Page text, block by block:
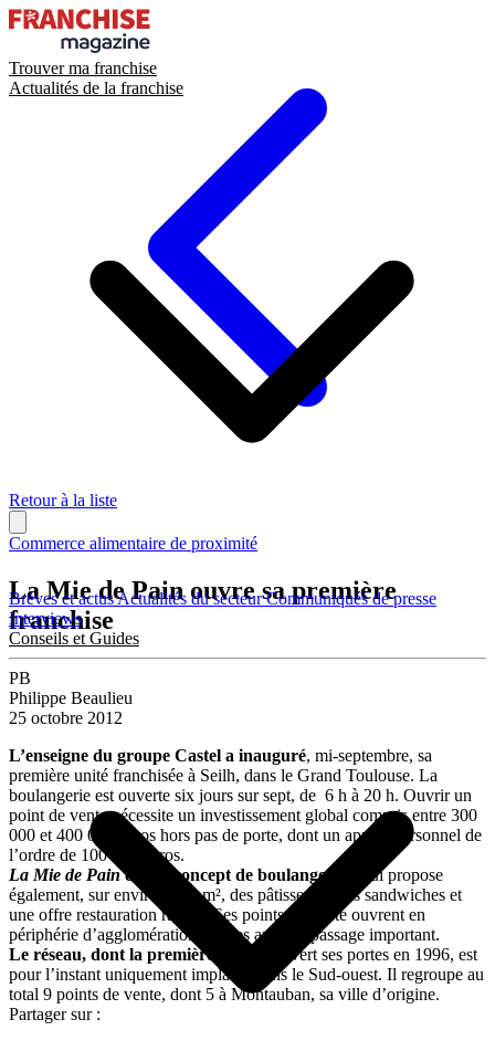
Trouver ma franchise
Actualités de la franchise
Brèves et actusActualités du secteurCommuniqués de presse
Interviews
Conseils et Guides
Retour à la liste
Commerce alimentaire de proximité
La Mie de Pain ouvre sa première
franchise
PB
Philippe Beaulieu
25 octobre 2012
L’enseigne du groupe Castel a inauguré, mi-septembre, sa
première unité franchisée à Seilh, dans le Grand Toulouse. La
boulangerie est ouverte six jours sur sept, de 6 h à 20 h. Ouvrir un
point de vente nécessite un investissement global compris entre 300
000 et 400 000 euros hors pas de porte, dont un apport personnel de
l’ordre de 100 000 euros.
La Mie de Painest un concept de boulangeries
, qui propose
également, sur environ 200 m², des pâtisseries, des sandwiches et
une offre restauration rapide. Ses points de vente ouvrent en
périphérie d’agglomération sur des axes de passage important.
Le réseau, dont la première unité
a ouvert ses portes en 1996, est
pour l’instant uniquement implanté dans le Sud-ouest. Il regroupe au
total 9 points de vente, dont 5 à Montauban, sa ville d’origine.
Partager sur :